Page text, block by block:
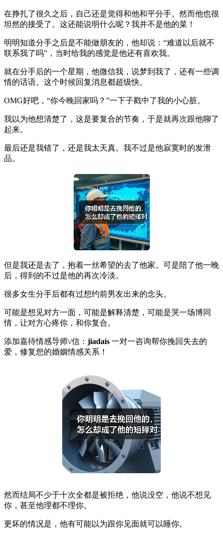
在挣扎了很久之后，自己还是觉得和他和平分手。然而他也很
坦然的接受了。这还能说明什么呢？我并不是他的菜！
明明知道分手之后是不能做朋友的，他却说：“难道以后就不
联系我了吗”，当时给我的感觉是他还有喜欢我。
就在分手后的一个星期，他微信我，说梦到我了，还有一些调
情的话语。这个时候回复消息都超级快。
OMG好吧，“你今晚回家吗？”一下子戳中了我的小心脏。
我以为他想清楚了，这是要复合的节奏，于是就再次跟他聊了
起来。
最后还是我错了，还是我太天真。我不过是他寂寞时的发泄
品。
但是我还是去了，抱着一丝希望的去了他家。可是陪了他一晚
后，得到的不过是他的再次冷淡。
很多女生分手后都有过想约前男友出来的念头。
可能是想见对方一面，可能是解释清楚，可能是哭一场博同
情，让对方心疼你，和你复合。
添加嘉待情感导师\/信： jiadais 一对一咨询帮你挽回失去的
爱，修复您的婚姻情感关系！
然而结局不少于十次全都是被拒绝，他说没空，他说不想见
你，甚至他理都不理你。
更坏的情况是，他有可能以为跟你见面就可以睡你。